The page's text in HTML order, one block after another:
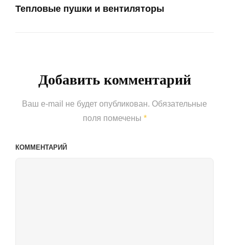
Тепловые пушки и вентиляторы
Добавить комментарий
Ваш e-mail не будет опубликован. Обязательные
поля помечены *
КОММЕНТАРИЙ